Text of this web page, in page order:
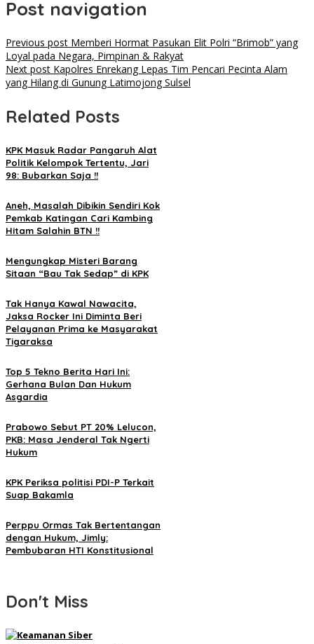
Post navigation
Previous post Memberi Hormat Pasukan Elit Polri “Brimob” yang
Loyal pada Negara, Pimpinan & Rakyat
Next post Kapolres Enrekang Lepas Tim Pencari Pecinta Alam
yang Hilang di Gunung Latimojong Sulsel
Related Posts
KPK Masuk Radar Pangaruh Alat
Politik Kelompok Tertentu, Jari
98: Bubarkan Saja !!
Aneh, Masalah Dibikin Sendiri Kok
Pemkab Katingan Cari Kambing
Hitam Salahin BTN !!
Mengungkap Misteri Barang
Sitaan “Bau Tak Sedap” di KPK
Tak Hanya Kawal Nawacita,
Jaksa Rocker Ini Diminta Beri
Pelayanan Prima ke Masyarakat
Tigaraksa
Top 5 Tekno Berita Hari Ini:
Gerhana Bulan Dan Hukum
Asgardia
Prabowo Sebut PT 20% Lelucon,
PKB: Masa Jenderal Tak Ngerti
Hukum
KPK Periksa politisi PDI-P Terkait
Suap Bakamla
Perppu Ormas Tak Bertentangan
dengan Hukum, Jimly:
Pembubaran HTI Konstitusional
Don't Miss